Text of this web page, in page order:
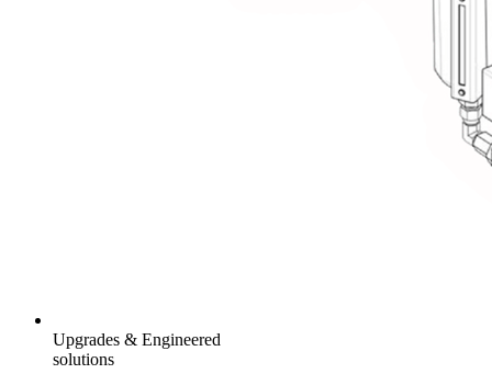
Upgrades & Engineered
solutions